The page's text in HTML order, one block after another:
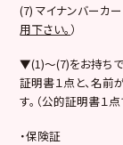
(7) マイナンバーカー
用下さい。 ）
▼(1)～(7)をお持ちで
証明書１点と、名前
す。（公的証明書１
・保険証